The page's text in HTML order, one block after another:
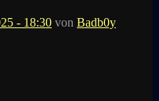
- 18:30 von Badb0y